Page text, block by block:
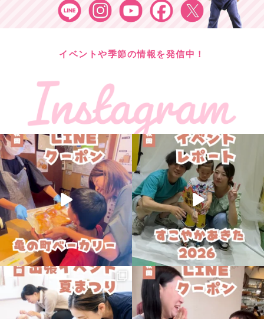
イベントや季節の情報を発信中！